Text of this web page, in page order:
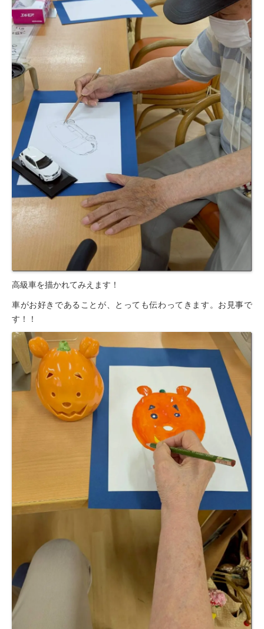
高級車を描かれてみえます！
車がお好きであることが、とっても伝わってきます。お見事で
す！！